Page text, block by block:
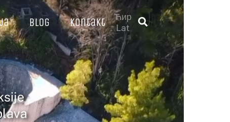
Ћир
Lat
Traži
Blog Kontakt